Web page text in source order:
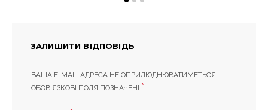
ЗАЛИШИТИ ВІДПОВІДЬ
ВАША E-MAIL АДРЕСА НЕ ОПРИЛЮДНЮВАТИМЕТЬСЯ.
ОБОВ’ЯЗКОВІ ПОЛЯ ПОЗНАЧЕНІ *